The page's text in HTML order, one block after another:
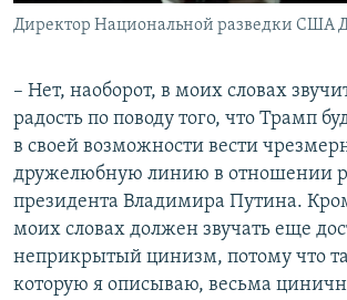
Директор Национальной разведки США
– Нет, наоборот, в моих словах
радость по поводу того, что Трамп
в своей возможности вести
дружелюбную линию в отношении
президента Владимира Путина.
моих словах должен звучать еще
неприкрытый цинизм, потому что
которую я описываю, весьма